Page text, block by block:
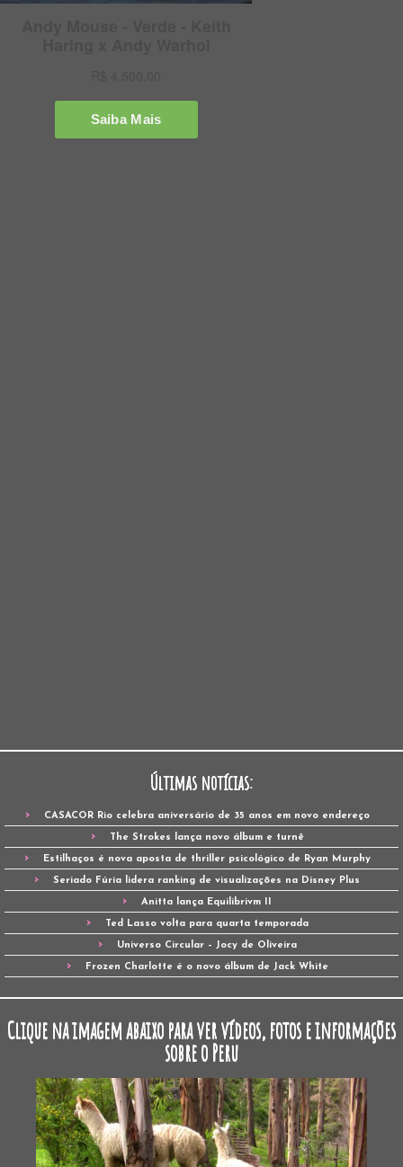
Últimas notícias:
CASACOR Rio celebra aniversário de 35 anos em novo endereço
The Strokes lança novo álbum e turnê
Estilhaços é nova aposta de thriller psicológico de Ryan Murphy
Seriado Fúria lidera ranking de visualizações na Disney Plus
Anitta lança Equilibrivm II
Ted Lasso volta para quarta temporada
Universo Circular – Jocy de Oliveira
Frozen Charlotte é o novo álbum de Jack White
Clique na imagem abaixo para ver vídeos, fotos e informações
sobre o Peru